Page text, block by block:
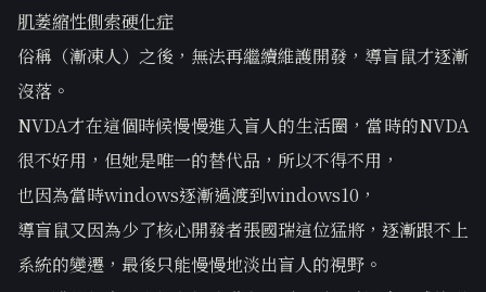
肌萎縮性側索硬化症
俗稱（漸凍人）之後，無法再繼續維護開發，導盲鼠才逐漸
沒落。
NVDA才在這個時候慢慢進入盲人的生活圈，當時的NVDA
很不好用，但她是唯一的替代品，所以不得不用，
也因為當時windows逐漸過渡到windows10，
導盲鼠又因為少了核心開發者張國瑞這位猛將，逐漸跟不上
系統的變遷，最後只能慢慢地淡出盲人的視野。